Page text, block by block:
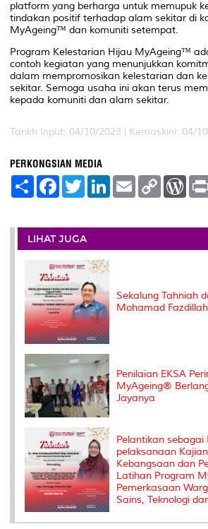
platform yang berharga untuk memupuk
tindakan positif terhadap alam sekitar di
MyAgeing™ dan komuniti setempat.
Program Kelestarian Hijau MyAgeing™
contoh kegiatan yang menunjukkan
dalam mempromosikan kelestarian dan
sekitar. Semoga usaha ini akan terus
kepada komuniti dan alam sekitar.
Tarikh Input: 04/10/2023 | Kemaskini: 04/
PERKONGSIAN MEDIA
S
e
F
a
b
o
o
T
w
t
e
r
L
e
I
E
m
l
C
L
n
W
P
e
LIHAT JUGA
Sekalung Tahniah
Mohamad
Penilaian EKSA
MyAgeing®
Jayanya
Pelantikan sebagai
pelaksanaan
Kebangsaan dan
Latihan Program
Pemerkasaan
Sains, Teknologi